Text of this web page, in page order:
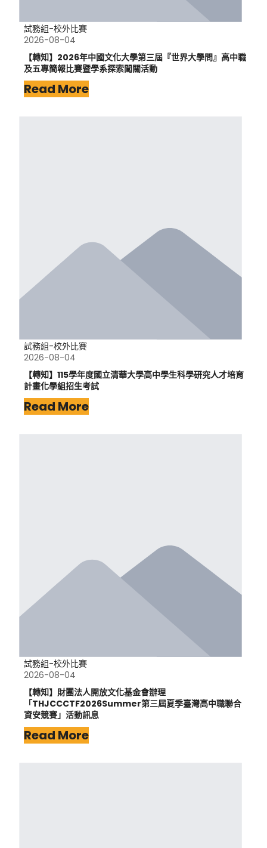
試務組-校外比賽
2026-08-04
【轉知】2026年中國文化大學第三屆『世界大學問』高中職
及五專簡報比賽暨學系探索闖關活動
Read More
試務組-校外比賽
2026-08-04
【轉知】115學年度國立清華大學高中學生科學研究人才培育
計畫化學組招生考試
Read More
試務組-校外比賽
2026-08-04
【轉知】財團法人開放文化基金會辦理
「THJCCCTF2026Summer第三屆夏季臺灣高中職聯合
資安競賽」活動訊息
Read More